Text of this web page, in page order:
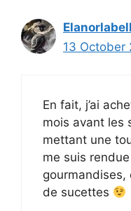
13 October
En fait, j’ai
mois avant les
mettant une
me suis
gourmandises,
de sucettes